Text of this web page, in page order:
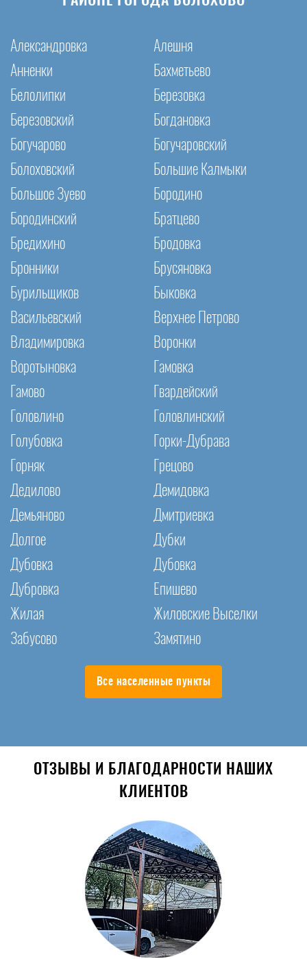
Александровка
Алешня
Анненки
Бахметьево
Белолипки
Березовка
Березовский
Богдановка
Богучарово
Богучаровский
Болоховский
Большие Калмыки
Большое Зуево
Бородино
Бородинский
Братцево
Бредихино
Бродовка
Бронники
Брусяновка
Бурильщиков
Быковка
Васильевский
Верхнее Петрово
Владимировка
Воронки
Воротыновка
Гамовка
Гамово
Гвардейский
Головлино
Головлинский
Голубовка
Горки-Дубрава
Горняк
Грецово
Дедилово
Демидовка
Демьяново
Дмитриевка
Долгое
Дубки
Дубовка
Дубовка
Дубровка
Епишево
Жилая
Жиловские Выселки
Забусово
Замятино
Все населенные пункты
ОТЗЫВЫ И БЛАГОДАРНОСТИ НАШИХ
КЛИЕНТОВ